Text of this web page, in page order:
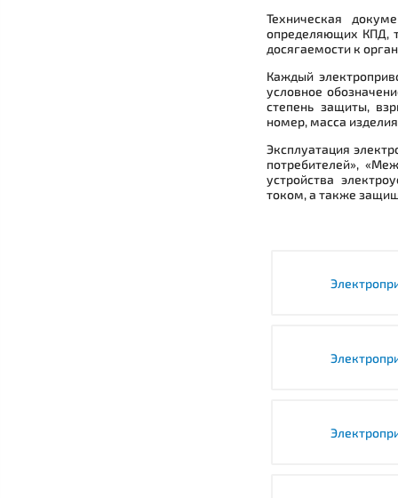
Техническая
определяющих КПД,
досягаемости к
Каждый
условное
степень защиты,
номер, масса
Эксплуатация
потребителей»,
устройства
током, а также